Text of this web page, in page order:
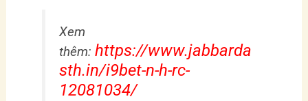
Xem
thêm:https://www.jabbarda
sth.in/i9bet-n-h-rc-
12081034/